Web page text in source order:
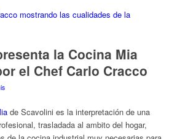
la Cocina Mia
el Chef Carlo Cracco
de Scavolini es la interpretación de una
trasladada al ambito del hogar,